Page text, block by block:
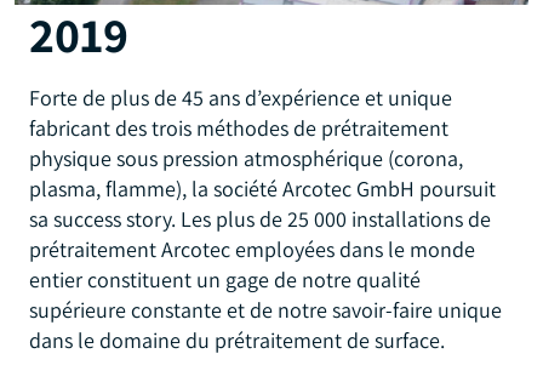
2019
Forte de plus de 45 ans d’expérience et unique
fabricant des trois méthodes de prétraitement
physique sous pression atmosphérique (corona,
plasma, flamme), la société Arcotec GmbH poursuit
sa success story. Les plus de 25 000 installations de
prétraitement Arcotec employées dans le monde
entier constituent un gage de notre qualité
supérieure constante et de notre savoir-faire unique
dans le domaine du prétraitement de surface.